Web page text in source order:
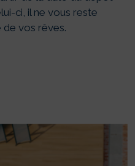
ci, il ne vous reste
de vos rêves.